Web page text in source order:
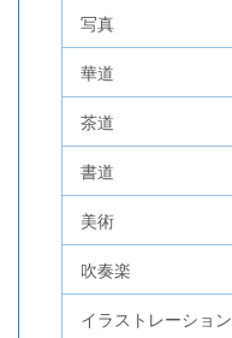
写真
華道
茶道
書道
美術
吹奏楽
イラストレーション